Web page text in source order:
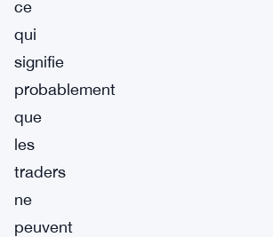
ce
qui
signifie
probablement
que
les
traders
ne
peuvent